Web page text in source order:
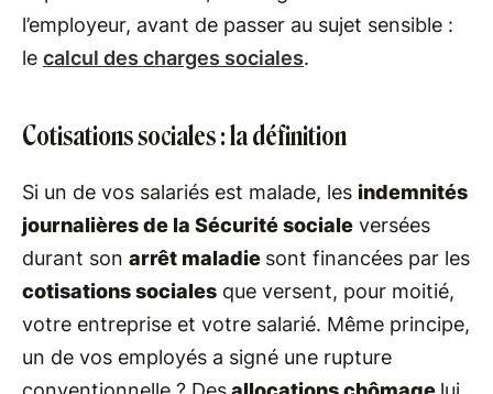
l’employeur, avant de passer au sujet sensible :
le calcul des charges sociales.
Cotisations sociales : la définition
Si un de vos salariés est malade, les indemnités
journalières de la Sécurité sociale versées
durant son arrêt maladie sont financées par les
cotisations sociales que versent, pour moitié,
votre entreprise et votre salarié. Même principe,
un de vos employés a signé une rupture